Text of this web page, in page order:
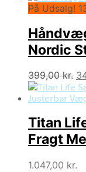
På Udsalg!
Nordic
399,00kr.
Titan
Fragt
1.047,00 kr.